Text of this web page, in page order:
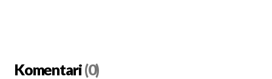
Komentari(0)